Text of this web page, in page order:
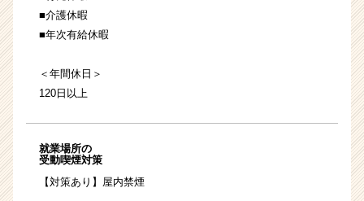
■介護休暇
■年次有給休暇
＜年間休日＞
120日以上
就業場所の
受動喫煙対策
【対策あり】屋内禁煙